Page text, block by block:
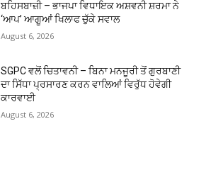
ਬਹਿਸਬਾਜ਼ੀ – ਭਾਜਪਾ ਵਿਧਾਇਕ ਅਸ਼ਵਨੀ ਸ਼ਰਮਾ ਨੇ
‘ਆਪ’ ਆਗੂਆਂ ਖਿਲਾਫ ਚੁੱਕੇ ਸਵਾਲ
August 6, 2026
SGPC ਵਲੋਂ ਚਿਤਾਵਨੀ – ਬਿਨਾ ਮਨਜੂਰੀ ਤੋਂ ਗੁਰਬਾਣੀ
ਦਾ ਸਿੱਧਾ ਪ੍ਰਸਾਰਣ ਕਰਨ ਵਾਲਿਆਂ ਵਿਰੁੱਧ ਹੋਵੇਗੀ
ਕਾਰਵਾਈ
August 6, 2026